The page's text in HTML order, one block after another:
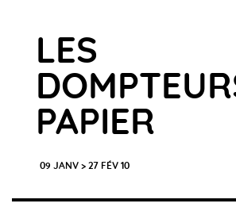
LES
PAPIER
09 JANV > 27 FÉV 10